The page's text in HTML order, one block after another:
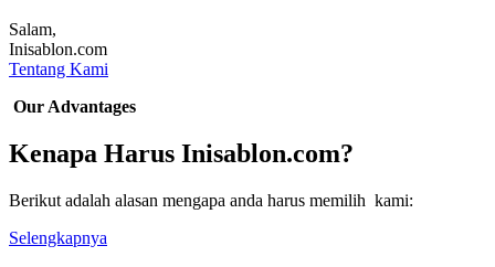
Salam,
Inisablon.com
Tentang Kami
Our Advantages
Kenapa Harus Inisablon.com?
Berikut adalah alasan mengapa anda harus memilih kami:
Selengkapnya